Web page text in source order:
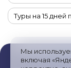
Мы
включая
Туры на 15 дней
Туры на 9 дней